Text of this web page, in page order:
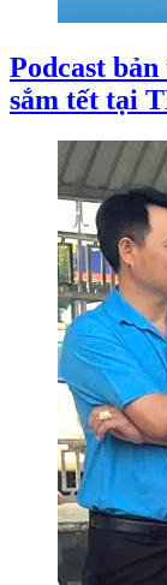
Podcast
sắm tết tại